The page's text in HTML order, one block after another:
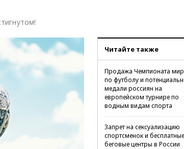
Читайте также
Продажа Чемпионата
по футболу и
медали россиян на
европейском турнире по
водным видам спорта
Запрет на сексуализацию
спортсменок и бесплатные
беговые центры в России